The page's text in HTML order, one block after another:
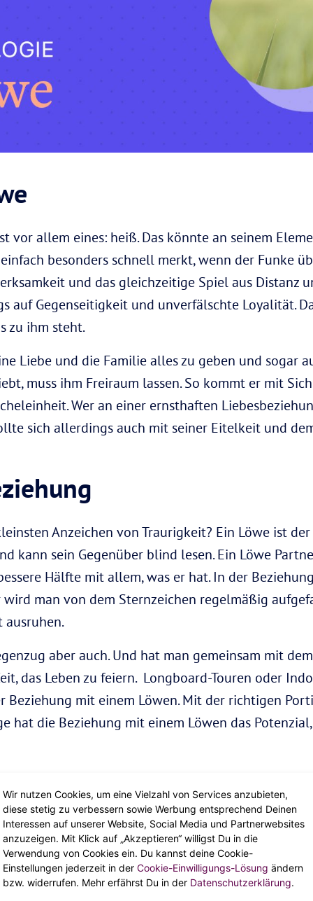
vor allem eines: heiß. Das könnte an seinem
besonders schnell merkt, wenn der Funke
und das gleichzeitige Spiel aus Distanz
auf Gegenseitigkeit und unverfälschte Loyalität.
zu ihm steht.
Liebe und die Familie alles zu geben und sogar
muss ihm Freiraum lassen. So kommt er mit
Wer an einer ernsthaften
sich allerdings auch mit seiner Eitelkeit und
Anzeichen von Traurigkeit? Ein Löwe ist
kann sein Gegenüber blind lesen. Ein Löwe
Hälfte mit allem, was er hat. In der
wird man von dem Sternzeichen regelmäßig
ausruhen.
aber auch. Und hat man gemeinsam mit
das Leben zu feiern. Longboard-Touren oder
Beziehung mit einem Löwen. Mit der richtigen
hat die Beziehung mit einem Löwen das
von Traurigkeit und die Single-Zeit ist die
Jagdinstinkt folgend begibt er sich fast
auch Fetisch beinhalten oder der Gay-
guten Tagen heller als die Disco-Kugel und muss
Wir nutzen Cookies, um eine Vielzahl von Services anzubieten,
diese stetig zu verbessern sowie Werbung entsprechend Deinen
Interessen auf unserer Website, Social Media und Partnerwebsites
anzuzeigen. Mit Klick auf „Akzeptieren“ willigst Du in die
Verwendung von Cookies ein. Du kannst deine Cookie-
Einstellungen jederzeit in der Cookie-Einwilligungs-Lösung ändern
bzw. widerrufen. Mehr erfährst Du in der Datenschutzerklärung.